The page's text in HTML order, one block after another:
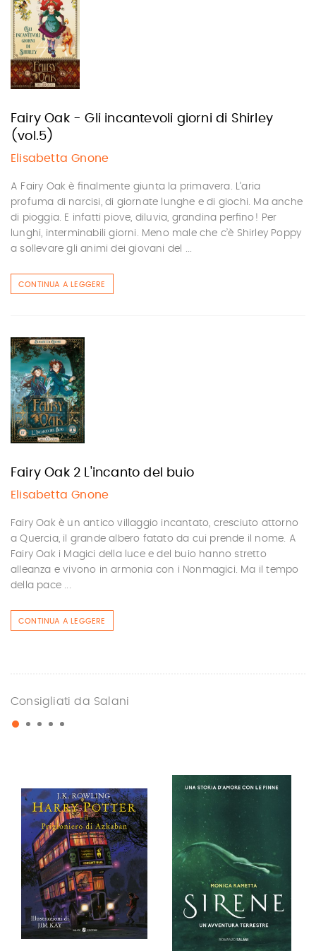
Fairy Oak - Gli incantevoli giorni di Shirley
(vol.5)
Elisabetta Gnone
A Fairy Oak è ﬁnalmente giunta la primavera. L’aria
profuma di narcisi, di giornate lunghe e di giochi. Ma anche
di pioggia. E infatti piove, diluvia, grandina perﬁno! Per
lunghi, interminabili giorni. Meno male che c’è Shirley Poppy
a sollevare gli animi dei giovani del ...
CONTINUA A LEGGERE
Fairy Oak 2 L'incanto del buio
Elisabetta Gnone
Fairy Oak è un antico villaggio incantato, cresciuto attorno
a Quercia, il grande albero fatato da cui prende il nome. A
Fairy Oak i Magici della luce e del buio hanno stretto
alleanza e vivono in armonia con i Nonmagici. Ma il tempo
della pace ...
CONTINUA A LEGGERE
Consigliati da Salani